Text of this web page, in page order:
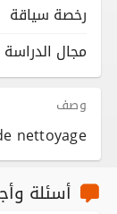
رخصة سياقة
مجال الدراسة
وصف
nettoyage
أسئلة